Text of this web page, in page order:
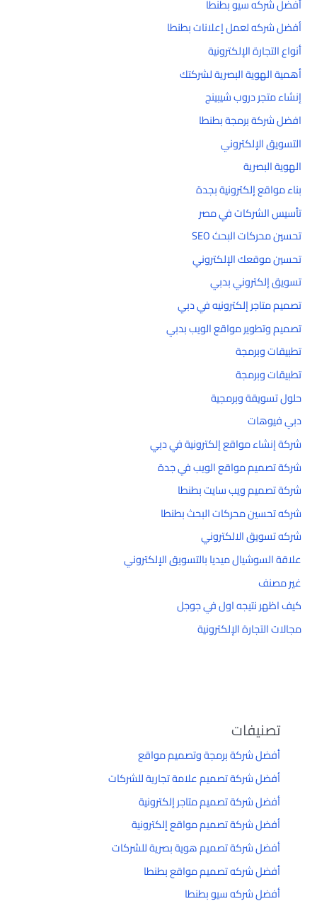
أفضل شركه سيو بطنطا
أفضل شركه لعمل إعلانات بطنطا
أنواع التجارة الإلكترونية
أهمية الهوية البصرية لشركتك
إنشاء متجر دروب شيبينج
افضل شركة برمجة بطنطا
التسويق الإلكتروني
الهوية البصرية
بناء مواقع إلكترونية بجدة
تأسيس الشركات في مصر
تحسين محركات البحث SEO
تحسين موقعك الإلكتروني
تسويق إلكتروني بدبي
تصميم متاجر إلكترونيه في دبي
تصميم وتطوير مواقع الويب بدبي
تطبيقات وبرمجة
تطبيقات وبرمجة
حلول تسويقة وبرمجية
دبي فيوهات
شركة إنشاء مواقع إلكترونية في دبي
شركة تصميم مواقع الويب في جدة
شركة تصميم ويب سايت بطنطا
شركه تحسين محركات البحث بطنطا
شركه تسويق الالكتروني
علاقة السوشيال ميديا بالتسويق الإلكتروني
غير مصنف
كيف اظهر نتيجه اول في جوجل
مجالات التجارة الإلكترونية
تصنيفات
أفضل شركة برمجة وتصميم مواقع
أفضل شركة تصميم علامة تجارية للشركات
أفضل شركة تصميم متاجر إلكترونية
أفضل شركة تصميم مواقع إلكترونية
أفضل شركة تصميم هوية بصرية للشركات
أفضل شركه تصميم مواقع بطنطا
أفضل شركه سيو بطنطا